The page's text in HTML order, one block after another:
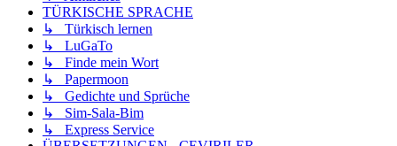
TÜRKISCHE SPRACHE
↳ Türkisch lernen
↳ LuGaTo
↳ Finde mein Wort
↳ Papermoon
↳ Gedichte und Sprüche
↳ Sim-Sala-Bim
↳ Express Service